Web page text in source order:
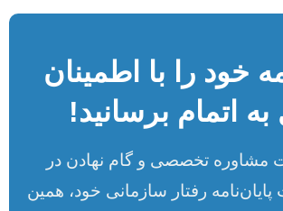
خود را با اطمینان
اتمام برسانید!
مشاوره تخصصی و گام نهادن در
رفتار سازمانی خود، همین